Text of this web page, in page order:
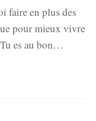
faire en plus des
pour mieux vivre
es au bon…